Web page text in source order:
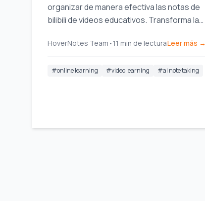
organizar de manera efectiva las notas de
bilibili de videos educativos. Transforma la
HoverNotes Team • 11 min de lecturaLeer más →
#online learning #video learning #ai note taking